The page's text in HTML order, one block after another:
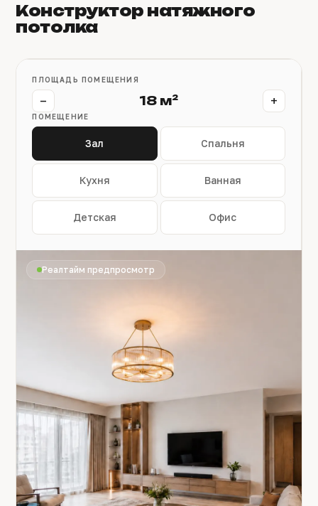
Конструктор натяжного
потолка
ПЛОЩАДЬ ПОМЕЩЕНИЯ
− 18 м² +
ПОМЕЩЕНИЕ
Зал Спальня
Кухня Ванная
Детская Офис
Реалтайм предпросмотр